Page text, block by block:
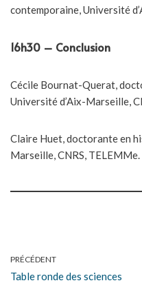
contemporaine, Université
16h30 – Conclusion
Cécile Bournat-Querat,
Université d’Aix-Marseille,
Claire Huet, doctorante en
Marseille, CNRS, TELEMMe.
PRÉCÉDENT
Table ronde des sciences